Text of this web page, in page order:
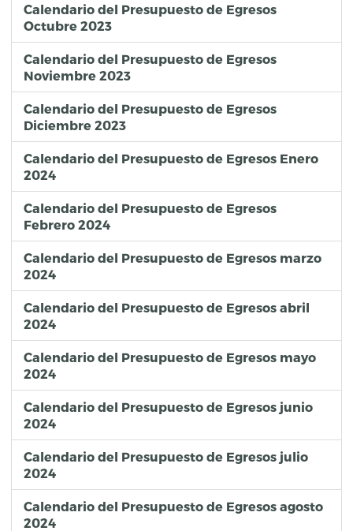
Calendario del Presupuesto de Egresos
Octubre 2023
Calendario del Presupuesto de Egresos
Noviembre 2023
Calendario del Presupuesto de Egresos
Diciembre 2023
Calendario del Presupuesto de Egresos Enero
2024
Calendario del Presupuesto de Egresos
Febrero 2024
Calendario del Presupuesto de Egresos marzo
2024
Calendario del Presupuesto de Egresos abril
2024
Calendario del Presupuesto de Egresos mayo
2024
Calendario del Presupuesto de Egresos junio
2024
Calendario del Presupuesto de Egresos julio
2024
Calendario del Presupuesto de Egresos agosto
2024